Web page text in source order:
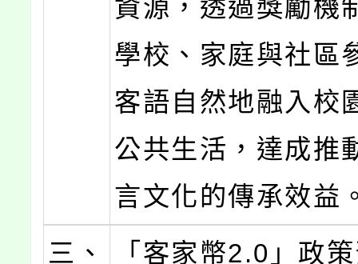
資源，透過獎勵機
學校、家庭與社區
客語自然地融入校
公共生活，達成推
言文化的傳承效益
三、
「客家幣2.0」政